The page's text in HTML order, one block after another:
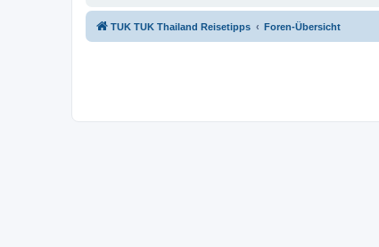
TUK TUK Thailand Reisetipps Foren-Übersicht